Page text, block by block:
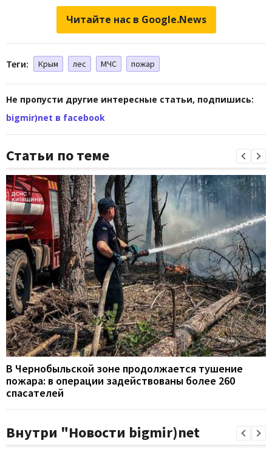
Читайте нас в Google.News
Теги: Крым лес МЧС пожар
Не пропусти другие интересные статьи, подпишись:
bigmir)net в facebook
Статьи по теме
В Чернобыльской зоне продолжается тушение
пожара: в операции задействованы более 260
спасателей
Внутри "Новости bigmir)net